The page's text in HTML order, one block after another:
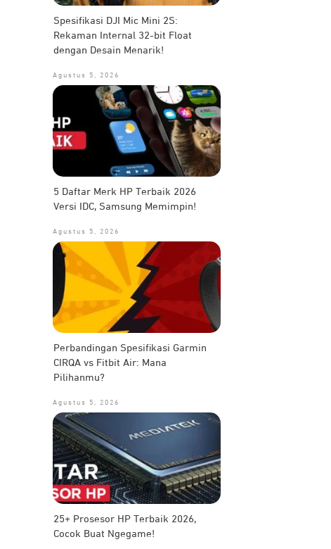
Spesifikasi DJI Mic Mini 2S:
Rekaman Internal 32-bit Float
dengan Desain Menarik!
Agustus 5, 2026
5 Daftar Merk HP Terbaik 2026
Versi IDC, Samsung Memimpin!
Agustus 5, 2026
Perbandingan Spesifikasi Garmin
CIRQA vs Fitbit Air: Mana
Pilihanmu?
Agustus 5, 2026
25+ Prosesor HP Terbaik 2026,
Cocok Buat Ngegame!